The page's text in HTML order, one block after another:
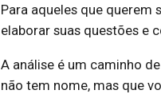
Para aqueles que querem
elaborar suas questões e
A análise é um caminho
não tem nome, mas que